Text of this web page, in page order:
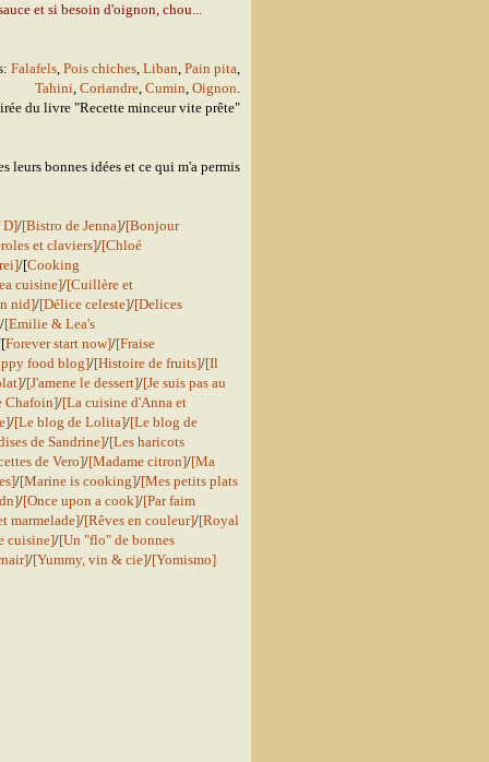
et si besoin d'oignon, chou...
Falafels, Pois chiches, Liban, Pain pita,
Tahini, Coriandre, Cumin, Oignon.
du livre "Recette minceur vite prête"
bonnes idées et ce qui m'a permis
D]/[Bistro de Jenna]/[Bonjour
et claviers]/[Chloé
/[Cooking
cuisine]/[Cuillère et
nid]/[Délice celeste]/[Delices
/[Emilie & Lea's
Forever start now]/[Fraise
food blog]/[Histoire de fruits]/[Il
/[J'amene le dessert]/[Je suis pas au
Chafoin]/[La cuisine d'Anna et
/[Le blog de Lolita]/[Le blog de
de Sandrine]/[Les haricots
de Vero]/[Madame citron]/[Ma
/[Marine is cooking]/[Mes petits plats
/[Once upon a cook]/[Par faim
marmelade]/[Rêves en couleur]/[Royal
cuisine]/[Un "flo" de bonnes
/[Yummy, vin & cie]/[Yomismo]